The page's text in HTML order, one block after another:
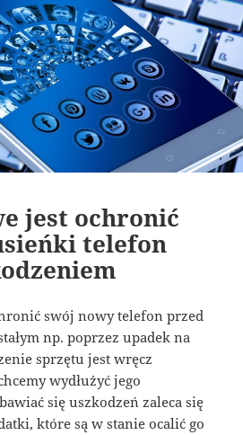
jest ochronić
telefon
swój nowy telefon przed
np. poprzez upadek na
sprzętu jest wręcz
wydłużyć jego
się uszkodzeń zaleca się
które są w stanie ocalić go